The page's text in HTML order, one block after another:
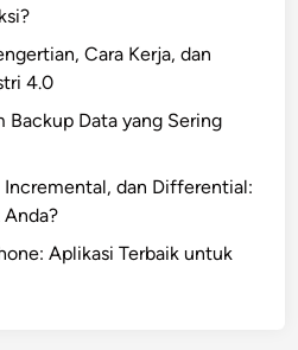
Cara Kerja, dan
4.0
Backup Data yang Sering
Incremental, dan Differential:
Aplikasi Terbaik untuk